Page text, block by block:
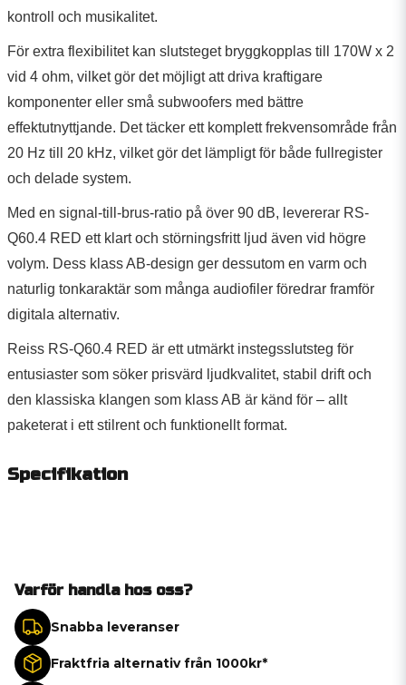
kontroll och musikalitet.
För extra flexibilitet kan slutsteget bryggkopplas till 170W x 2
vid 4 ohm, vilket gör det möjligt att driva kraftigare
komponenter eller små subwoofers med bättre
effektutnyttjande. Det täcker ett komplett frekvensområde från
20 Hz till 20 kHz, vilket gör det lämpligt för både fullregister
och delade system.
Med en signal-till-brus-ratio på över 90 dB, levererar RS-
Q60.4 RED ett klart och störningsfritt ljud även vid högre
volym. Dess klass AB-design ger dessutom en varm och
naturlig tonkaraktär som många audiofiler föredrar framför
digitala alternativ.
Reiss RS-Q60.4 RED är ett utmärkt instegsslutsteg för
entusiaster som söker prisvärd ljudkvalitet, stabil drift och
den klassiska klangen som klass AB är känd för – allt
paketerat i ett stilrent och funktionellt format.
Specifikation
Varför handla hos oss?
Snabba leveranser
Fraktfria alternativ från 1000kr*